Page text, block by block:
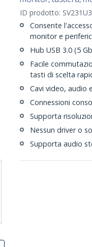
ID prodotto:
Consente
monitor e
Hub USB 3.0 (5
Facile
tasti di scelta
Cavi video, audio
Connessioni
Supporta
Nessun driver o
Supporta audio